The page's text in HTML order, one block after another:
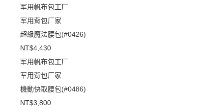
军用帆布包工厂
军用背包厂家
超級魔法腰包(#0426)
NT$4,430
军用帆布包工厂
军用背包厂家
機動快取腰包(#0486)
NT$3,800